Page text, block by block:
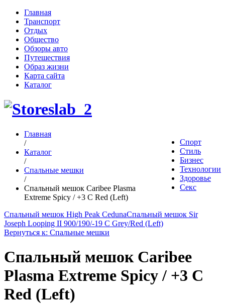
Главная
Транспорт
Отдых
Общество
Обзоры авто
Путешествия
Образ жизни
Карта сайта
Каталог
Спорт
Стиль
Бизнес
Технологии
Здоровье
Секс
Главная
/
Каталог
/
Спальные мешки
/
Спальный мешок Caribee Plasma
Extreme Spicy / +3 C Red (Left)
Спальный мешок High Peak CedunaСпальный мешок Sir
Joseph Looping II 900/190/-19 C Grey/Red (Left)
Вернуться к: Спальные мешки
Спальный мешок Caribee
Plasma Extreme Spicy / +3 C
Red (Left)